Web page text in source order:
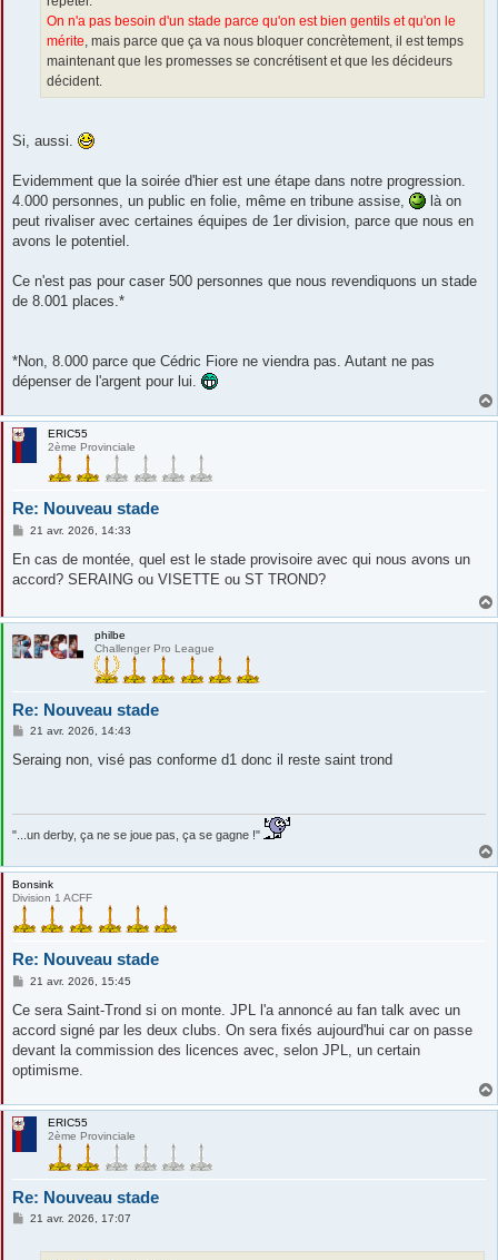
On n'a pas besoin d'un stade parce qu'on est bien gentils et qu'on le
mérite, mais parce que ça va nous bloquer concrètement, il est temps
maintenant que les promesses se concrétisent et que les décideurs
décident.
Si, aussi.
Evidemment que la soirée d'hier est une étape dans notre progression.
4.000 personnes, un public en folie, même en tribune assise,
là on
peut rivaliser avec certaines équipes de 1er division, parce que nous en
avons le potentiel.
Ce n'est pas pour caser 500 personnes que nous revendiquons un stade
de 8.001 places.*
*Non, 8.000 parce que Cédric Fiore ne viendra pas. Autant ne pas
dépenser de l'argent pour lui.
ERIC55
2ème Provinciale
Re: Nouveau stade
M
s
a
21 avr. 2026, 14:33
En cas de montée, quel est le stade provisoire avec qui nous avons un
accord? SERAING ou VISETTE ou ST TROND?
philbe
Challenger Pro League
Re: Nouveau stade
M
s
21 avr. 2026, 14:43
Seraing non, visé pas conforme d1 donc il reste saint trond
"...un derby, ça ne se joue pas, ça se gagne !"
Bonsink
Division 1 ACFF
Re: Nouveau stade
M
s
a
g
21 avr. 2026, 15:45
Ce sera Saint-Trond si on monte. JPL l'a annoncé au fan talk avec un
accord signé par les deux clubs. On sera fixés aujourd'hui car on passe
devant la commission des licences avec, selon JPL, un certain
optimisme.
ERIC55
2ème Provinciale
Re: Nouveau stade
M21 avr. 2026, 17:07